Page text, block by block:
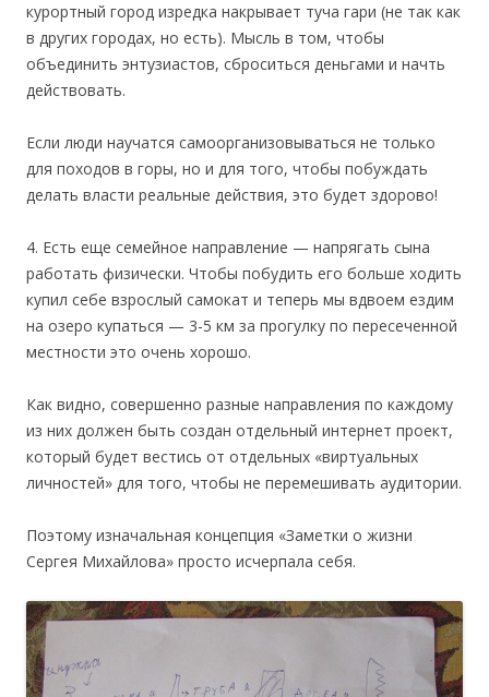
курортный город изредка накрывает туча гари (не так как
в других городах, но есть). Мысль в том, чтобы
объединить энтузиастов, сброситься деньгами и начть
действовать.
Если люди научатся самоорганизовываться не только
для походов в горы, но и для того, чтобы побуждать
делать власти реальные действия, это будет здорово!
4. Есть еще семейное направление — напрягать сына
работать физически. Чтобы побудить его больше ходить
купил себе взрослый самокат и теперь мы вдвоем ездим
на озеро купаться — 3-5 км за прогулку по пересеченной
местности это очень хорошо.
Как видно, совершенно разные направления по каждому
из них должен быть создан отдельный интернет проект,
который будет вестись от отдельных «виртуальных
личностей» для того, чтобы не перемешивать аудитории.
Поэтому изначальная концепция «Заметки о жизни
Сергея Михайлова» просто исчерпала себя.